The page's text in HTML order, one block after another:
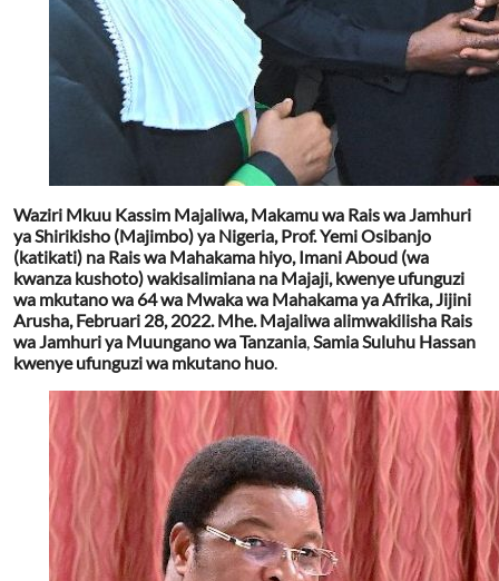
Waziri Mkuu Kassim Majaliwa, Makamu wa Rais wa Jamhuri
ya Shirikisho (Majimbo) ya Nigeria, Prof. Yemi Osibanjo
(katikati) na Rais wa Mahakama hiyo, Imani Aboud (wa
kwanza kushoto) wakisalimiana na Majaji, kwenye ufunguzi
wa mkutano wa 64 wa Mwaka wa Mahakama ya Afrika, Jijini
Arusha, Februari 28, 2022. Mhe. Majaliwa alimwakilisha Rais
wa Jamhuri ya Muungano wa Tanzania,Samia Suluhu Hassan
kwenye ufunguzi wa mkutano huo.